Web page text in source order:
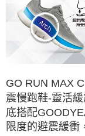
GO RUN MAX
震慢跑鞋-靈活
底搭配
限度的避震緩衝